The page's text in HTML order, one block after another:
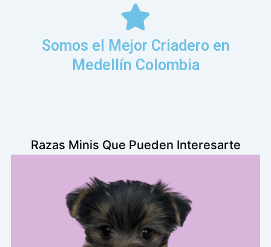
Somos el Mejor Criadero en
Medellín Colombia
Razas Minis Que Pueden Interesarte